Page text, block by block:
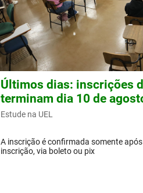
Últimos dias: inscrições
terminam dia 10 de
Estude na UEL
A inscrição é confirmada somente
inscrição, via boleto ou pix